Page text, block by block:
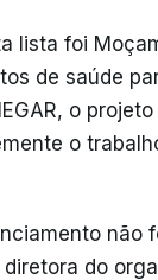
lista foi
de saúde
o
o
não
do